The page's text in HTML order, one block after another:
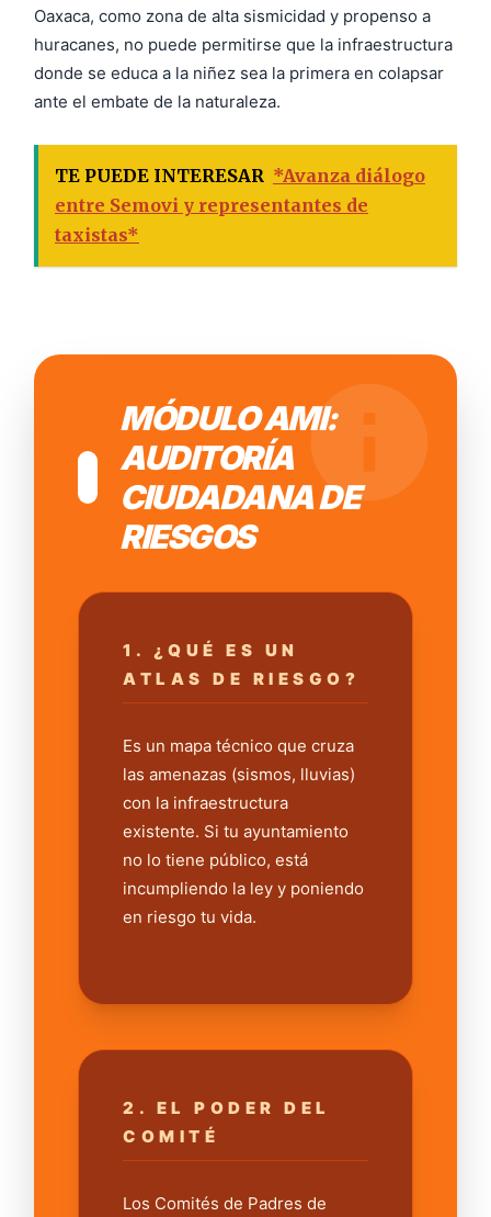
Oaxaca, como zona de alta sismicidad y propenso a
huracanes, no puede permitirse que la infraestructura
donde se educa a la niñez sea la primera en colapsar
ante el embate de la naturaleza.
TE PUEDE INTERESAR *Avanza diálogo
entre Semovi y representantes de
taxistas*
MÓDULO AMI:
AUDITORÍA
CIUDADANA DE
RIESGOS
1. ¿QUÉ ES UN
ATLAS DE RIESGO?
Es un mapa técnico que cruza
las amenazas (sismos, lluvias)
con la infraestructura
existente. Si tu ayuntamiento
no lo tiene público, está
incumpliendo la ley y poniendo
en riesgo tu vida.
2. EL PODER DEL
COMITÉ
Los Comités de Padres de